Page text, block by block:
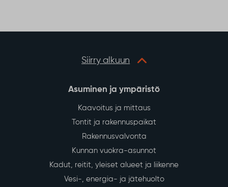
Siirry alkuun
Asuminen ja ympäristö
Kaavoitus ja mittaus
Tontit ja rakennuspaikat
Rakennusvalvonta
Kunnan vuokra-asunnot
Kadut, reitit, yleiset alueet ja liikenne
Vesi-, energia- ja jätehuolto